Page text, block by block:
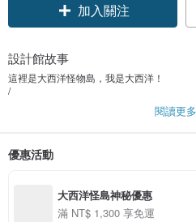
加入關注
設計館故事
這裡是大西洋怪物島，我是大西洋！
/
怪島容納了很多創作出來的奇異生物還有很
埋在土堆的陷阱炸彈？
主要是販售一些有趣的蠟線飾品，還有小插
閱讀更多
優惠活動
大西洋怪島神秘優惠
滿 NT$ 1,300 享免運